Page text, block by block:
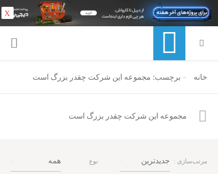
منوی ناوبری خرده نان
خانه برچسب: مجموعه این شرکت چقدر بزرگ است
مجموعه این شرکت چقدر بزرگ است
مرتب‌سازی : جدیدترین نوع همه
X